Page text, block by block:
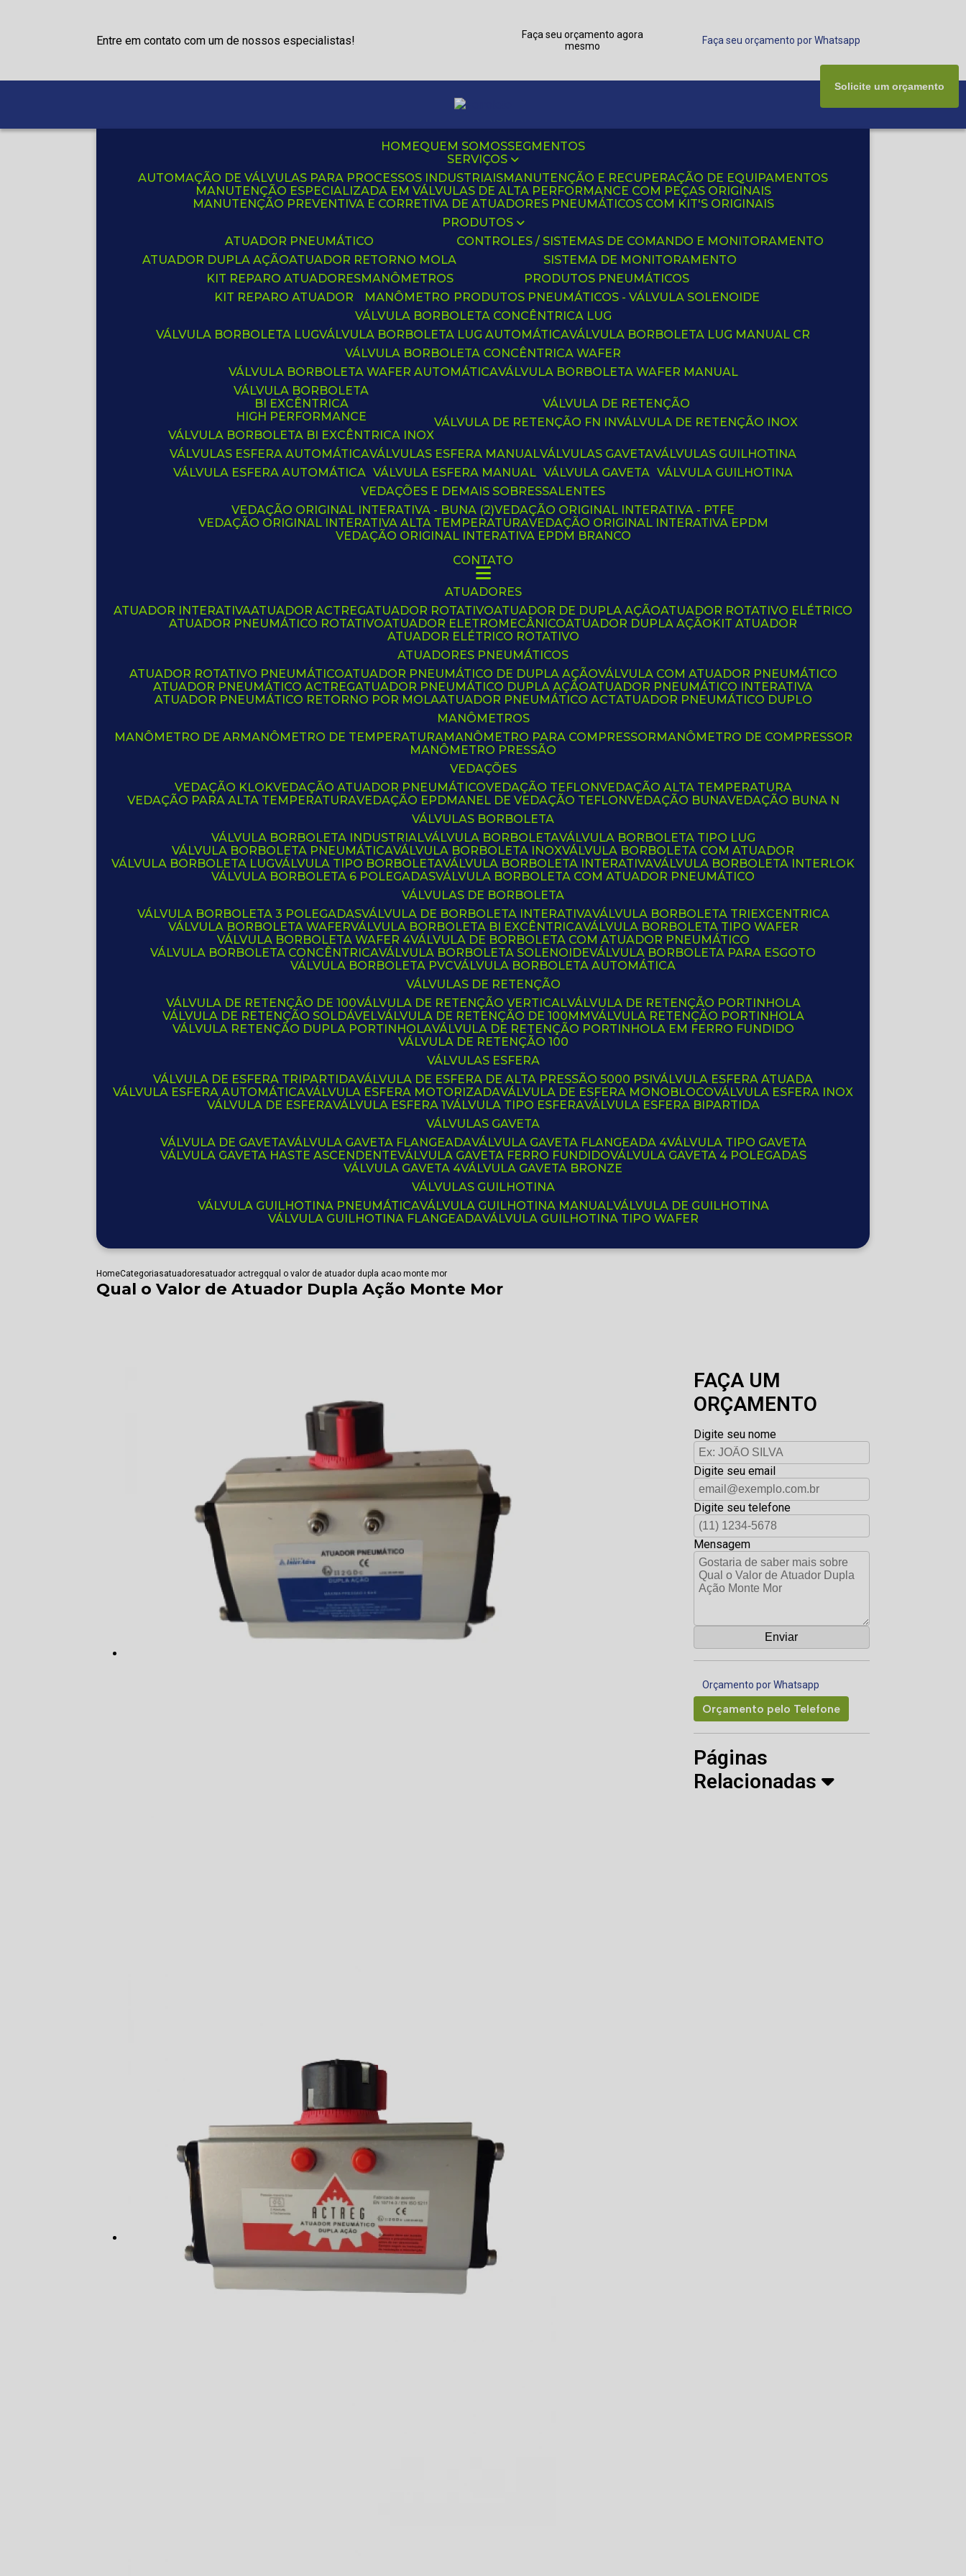
Entre em contato com um de nossos especialistas!
Faça seu orçamento agora
mesmo
Faça seu orçamento por Whatsapp
HOME QUEM SOMOS
SEGMENTOS
SERVIÇOS
AUTOMAÇÃO DE VÁLVULAS PARA PROCESSOS INDUSTRIAIS
MANUTENÇÃO E RECUPERAÇÃO DE EQUIPAMENTOS
MANUTENÇÃO ESPECIALIZADA EM VÁLVULAS DE ALTA PERFORMANCE COM PEÇAS ORIGINAIS
MANUTENÇÃO PREVENTIVA E CORRETIVA DE ATUADORES PNEUMÁTICOS COM KIT'S ORIGINAIS
PRODUTOS
ATUADOR PNEUMÁTICO
ATUADOR DUPLA AÇÃO
ATUADOR RETORNO MOLA
CONTROLES / SISTEMAS DE COMANDO E MONITORAMENTO
SISTEMA DE MONITORAMENTO
KIT REPARO ATUADORES
KIT REPARO ATUADOR
MANÔMETROS
MANÔMETRO
PRODUTOS PNEUMÁTICOS
PRODUTOS PNEUMÁTICOS - VÁLVULA SOLENOIDE
VÁLVULA BORBOLETA CONCÊNTRICA LUG
VÁLVULA BORBOLETA LUG VÁLVULA BORBOLETA LUG AUTOMÁTICA VÁLVULA BORBOLETA LUG MANUAL CR
VÁLVULA BORBOLETA CONCÊNTRICA WAFER
VÁLVULA BORBOLETA WAFER AUTOMÁTICA VÁLVULA BORBOLETA WAFER MANUAL
VÁLVULA BORBOLETA
BI EXCÊNTRICA
HIGH PERFORMANCE
VÁLVULA BORBOLETA BI EXCÊNTRICA INOX
VÁLVULA DE RETENÇÃO
VÁLVULA DE RETENÇÃO FN IN VÁLVULA DE RETENÇÃO INOX
VÁLVULAS ESFERA AUTOMÁTICA
VÁLVULA ESFERA AUTOMÁTICA
VÁLVULAS ESFERA MANUAL
VÁLVULA ESFERA MANUAL
VÁLVULAS GAVETA
VÁLVULA GAVETA
VÁLVULAS GUILHOTINA
VÁLVULA GUILHOTINA
VEDAÇÕES E DEMAIS SOBRESSALENTES
VEDAÇÃO ORIGINAL INTERATIVA - BUNA (2)
VEDAÇÃO ORIGINAL INTERATIVA - PTFE
VEDAÇÃO ORIGINAL INTERATIVA ALTA TEMPERATURA VEDAÇÃO ORIGINAL INTERATIVA EPDM
VEDAÇÃO ORIGINAL INTERATIVA EPDM BRANCO
CONTATO
ATUADORES
ATUADOR INTERATIVA ATUADOR ACTREG ATUADOR ROTATIVO ATUADOR DE DUPLA AÇÃO
ATUADOR ROTATIVO ELÉTRICO
ATUADOR PNEUMÁTICO ROTATIVO
ATUADOR ELETROMECÂNICO ATUADOR DUPLA AÇÃO
KIT ATUADOR
ATUADOR ELÉTRICO ROTATIVO
ATUADORES PNEUMÁTICOS
ATUADOR ROTATIVO PNEUMÁTICO
ATUADOR PNEUMÁTICO DE DUPLA AÇÃO VÁLVULA COM ATUADOR PNEUMÁTICO
ATUADOR PNEUMÁTICO ACTREG
ATUADOR PNEUMÁTICO DUPLA AÇÃO
ATUADOR PNEUMÁTICO INTERATIVA
ATUADOR PNEUMÁTICO RETORNO POR MOLA ATUADOR PNEUMÁTICO ACT
ATUADOR PNEUMÁTICO DUPLO
MANÔMETROS
MANÔMETRO DE AR
MANÔMETRO DE TEMPERATURA MANÔMETRO PARA COMPRESSOR
MANÔMETRO DE COMPRESSOR
MANÔMETRO PRESSÃO
VEDAÇÕES
VEDAÇÃO KLOK VEDAÇÃO ATUADOR PNEUMÁTICO VEDAÇÃO TEFLON
VEDAÇÃO ALTA TEMPERATURA
VEDAÇÃO PARA ALTA TEMPERATURA VEDAÇÃO EPDM ANEL DE VEDAÇÃO TEFLON VEDAÇÃO BUNA VEDAÇÃO BUNA N
VÁLVULAS BORBOLETA
VÁLVULA BORBOLETA INDUSTRIAL VÁLVULA BORBOLETA VÁLVULA BORBOLETA TIPO LUG
VÁLVULA BORBOLETA PNEUMÁTICA VÁLVULA BORBOLETA INOX VÁLVULA BORBOLETA COM ATUADOR
VÁLVULA BORBOLETA LUG VÁLVULA TIPO BORBOLETA VÁLVULA BORBOLETA INTERATIVA VÁLVULA BORBOLETA INTERLOK
VÁLVULA BORBOLETA 6 POLEGADAS VÁLVULA BORBOLETA COM ATUADOR PNEUMÁTICO
VÁLVULAS DE BORBOLETA
VÁLVULA BORBOLETA 3 POLEGADAS VÁLVULA DE BORBOLETA INTERATIVA VÁLVULA BORBOLETA TRIEXCENTRICA
VÁLVULA BORBOLETA WAFER VÁLVULA BORBOLETA BI EXCÊNTRICA VÁLVULA BORBOLETA TIPO WAFER
VÁLVULA BORBOLETA WAFER 4 VÁLVULA DE BORBOLETA COM ATUADOR PNEUMÁTICO
VÁLVULA BORBOLETA CONCÊNTRICA VÁLVULA BORBOLETA SOLENOIDE VÁLVULA BORBOLETA PARA ESGOTO
VÁLVULA BORBOLETA PVC VÁLVULA BORBOLETA AUTOMÁTICA
VÁLVULAS DE RETENÇÃO
VÁLVULA DE RETENÇÃO DE 100 VÁLVULA DE RETENÇÃO VERTICAL VÁLVULA DE RETENÇÃO PORTINHOLA
VÁLVULA DE RETENÇÃO SOLDÁVEL VÁLVULA DE RETENÇÃO DE 100MM
VÁLVULA RETENÇÃO PORTINHOLA
VÁLVULA RETENÇÃO DUPLA PORTINHOLA VÁLVULA DE RETENÇÃO PORTINHOLA EM FERRO FUNDIDO
VÁLVULA DE RETENÇÃO 100
VÁLVULAS ESFERA
VÁLVULA DE ESFERA TRIPARTIDA VÁLVULA DE ESFERA DE ALTA PRESSÃO 5000 PSI VÁLVULA ESFERA ATUADA
VÁLVULA ESFERA AUTOMÁTICA VÁLVULA ESFERA MOTORIZADA VÁLVULA DE ESFERA MONOBLOCO VÁLVULA ESFERA INOX
VÁLVULA DE ESFERA VÁLVULA ESFERA 1 VÁLVULA TIPO ESFERA VÁLVULA ESFERA BIPARTIDA
VÁLVULAS GAVETA
VÁLVULA DE GAVETA VÁLVULA GAVETA FLANGEADA VÁLVULA GAVETA FLANGEADA 4 VÁLVULA TIPO GAVETA
VÁLVULA GAVETA HASTE ASCENDENTE VÁLVULA GAVETA FERRO FUNDIDO VÁLVULA GAVETA 4 POLEGADAS
VÁLVULA GAVETA 4 VÁLVULA GAVETA BRONZE
VÁLVULAS GUILHOTINA
VÁLVULA GUILHOTINA PNEUMÁTICA VÁLVULA GUILHOTINA MANUAL VÁLVULA DE GUILHOTINA
VÁLVULA GUILHOTINA FLANGEADA VÁLVULA GUILHOTINA TIPO WAFER
Solicite um orçamento
HomeCategoriasatuadoresatuador actregqual o valor de atuador dupla acao monte mor
Qual o Valor de Atuador Dupla Ação Monte Mor
FAÇA UM
ORÇAMENTO
Digite seu nome
Digite seu email
Digite seu telefone
Mensagem
Orçamento por Whatsapp
Orçamento pelo Telefone
Páginas
Relacionadas